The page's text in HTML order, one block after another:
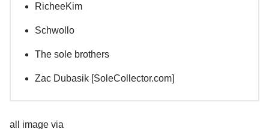
RicheeKim
Schwollo
The sole brothers
Zac Dubasik [SoleCollector.com]
all image via